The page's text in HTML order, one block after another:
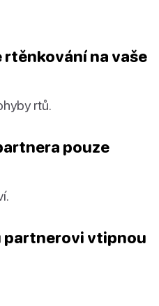
rtěnkování na vaše
rtů.
pouze
partnerovi vtipnou